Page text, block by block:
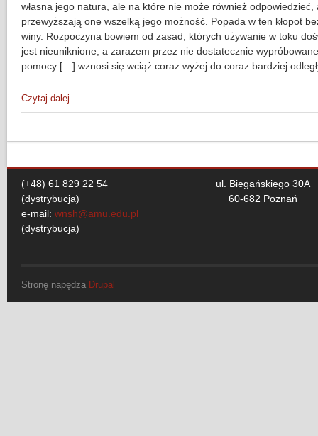
własna jego natura, ale na które nie może również odpowiedzieć,
przewyższają one wszelką jego możność. Popada w ten kłopot
winy. Rozpoczyna bowiem od zasad, których używanie w toku
jest nieuniknione, a zarazem przez nie dostatecznie
pomocy […] wznosi się wciąż coraz wyżej do coraz bardziej
Czytaj dalej
(+48) 61 829 22 54
(dystrybucja)
e-mail: wnsh@amu.edu.pl
(dystrybucja)
ul. Biegańskiego 30A
60-682 Poznań
Stronę napędza Drupal